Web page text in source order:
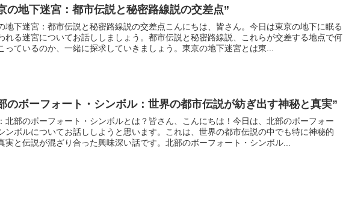
の地下迷宮：都市伝説と秘密路線説の交差点”
地下迷宮：都市伝説と秘密路線説の交差点こんにちは、皆さん。今日は東京の地下に眠る
れる迷宮についてお話ししましょう。都市伝説と秘密路線説、これらが交差する地点で何
っているのか、一緒に探求していきましょう。東京の地下迷宮とは東...
のボーフォート・シンボル：世界の都市伝説が紡ぎ出す神秘と真実”
北部のボーフォート・シンボルとは？皆さん、こんにちは！今日は、北部のボーフォー
ンボルについてお話ししようと思います。これは、世界の都市伝説の中でも特に神秘的
実と伝説が混ざり合った興味深い話です。北部のボーフォート・シンボル...